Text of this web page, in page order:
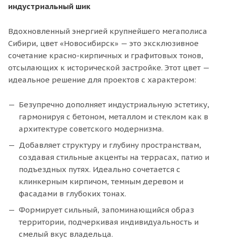
индустриальный шик
Вдохновленный энергией крупнейшего мегаполиса
Сибири, цвет «Новосибирск» — это эксклюзивное
сочетание красно-кирпичных и графитовых тонов,
отсылающих к исторической застройке. Этот цвет —
идеальное решение для проектов с характером:
Безупречно дополняет индустриальную эстетику,
гармонируя с бетоном, металлом и стеклом как в
архитектуре советского модернизма.
Добавляет структуру и глубину пространствам,
создавая стильные акценты на террасах, патио и
подъездных путях. Идеально сочетается с
клинкерным кирпичом, темным деревом и
фасадами в глубоких тонах.
Формирует сильный, запоминающийся образ
территории, подчеркивая индивидуальность и
смелый вкус владельца.